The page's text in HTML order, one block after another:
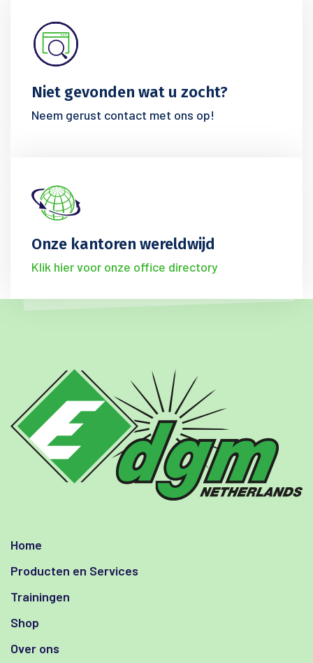
Niet gevonden wat u zocht?
Neem gerust contact met ons op!
Onze kantoren wereldwijd
Klik hier voor onze office directory
Home
Producten en Services
Trainingen
Shop
Over ons